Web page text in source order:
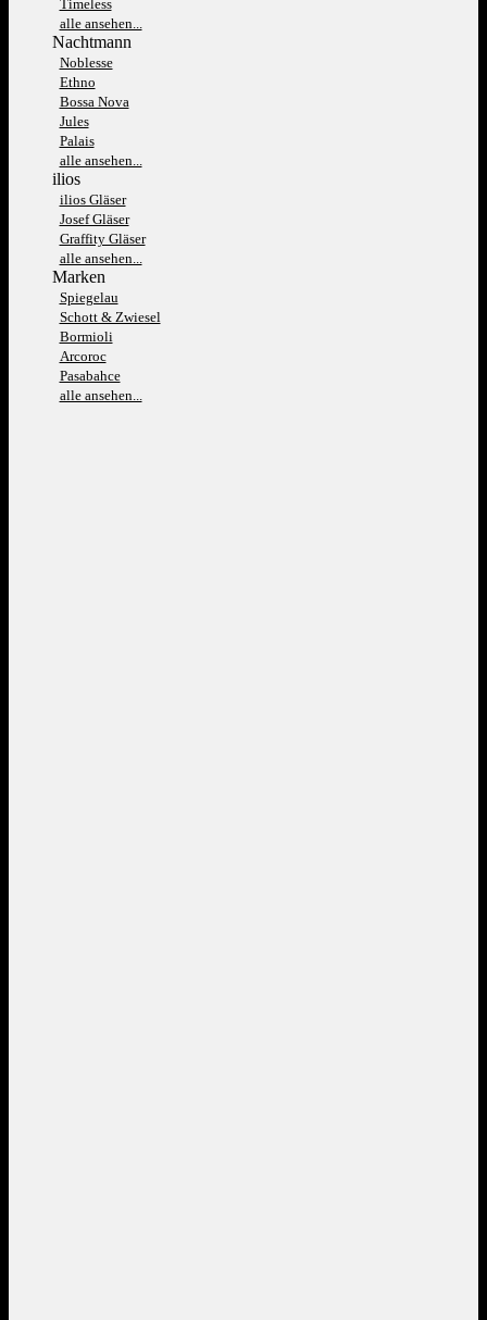
Timeless
alle ansehen...
Nachtmann
Noblesse
Ethno
Bossa Nova
Jules
Palais
alle ansehen...
ilios
ilios Gläser
Josef Gläser
Graffity Gläser
alle ansehen...
Marken
Spiegelau
Schott & Zwiesel
Bormioli
Arcoroc
Pasabahce
alle ansehen...